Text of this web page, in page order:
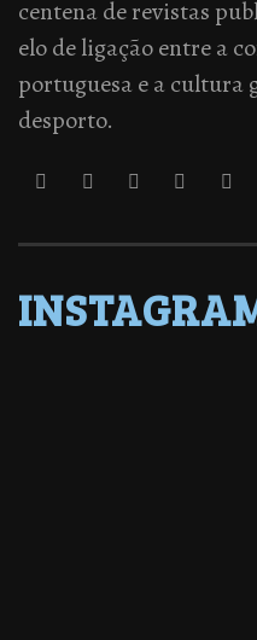
centena de revistas
elo de ligação entre a
portuguesa e a cultura
desporto.